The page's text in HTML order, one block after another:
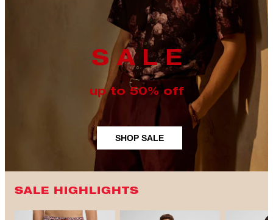
S A L E
up to 50% off
SHOP SALE
SALE HIGHLIGHTS